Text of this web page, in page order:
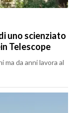
uno scienziato
Telescope
ma da anni lavora al